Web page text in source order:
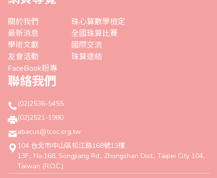
關於我們
最新消息
學術文獻
友會活動
FaceBook粉專
珠心算數學檢定
全國珠算比賽
國際交流
珠算連結
聯絡我們
(02)2536-5455
(02)2521-1980
abacus@tcoc.org.tw
104 台北市中山區松江路168號13樓
13F., No.168, Songjiang Rd., Zhongshan Dist., Taipei City 104,
Taiwan (R.O.C.)